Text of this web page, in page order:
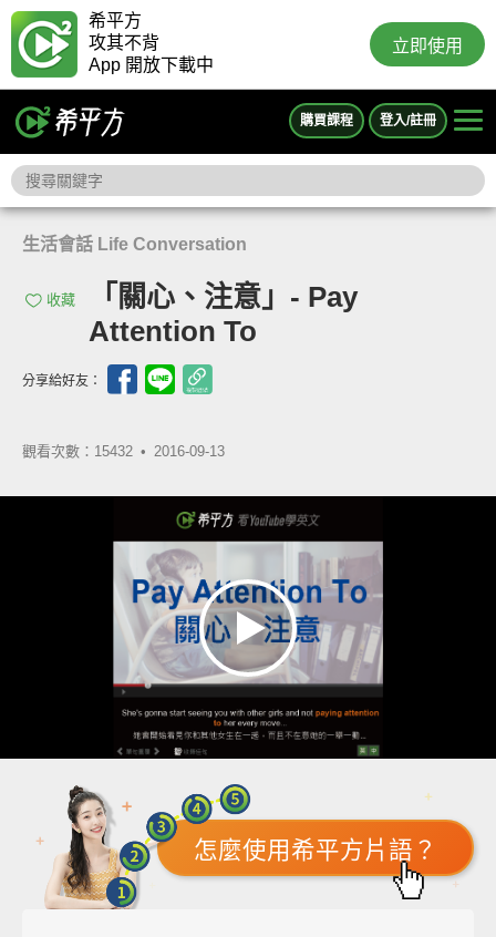
希平方
攻其不背
App 開放下載中
立即使用
購買課程 登入/註冊
生活會話 Life Conversation
收藏
「關心、注意」- Pay
Attention To
分享給好友：
觀看次數：15432 • 2016-09-13
怎麼使用希平方片語？